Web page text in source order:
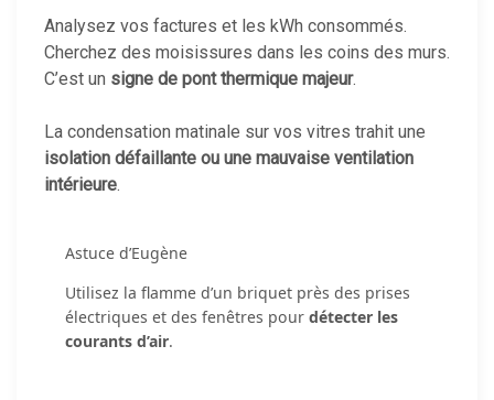
Analysez vos factures et les kWh consommés.
Cherchez des moisissures dans les coins des murs.
C’est un signe de pont thermique majeur.
La condensation matinale sur vos vitres trahit une
isolation défaillante ou une mauvaise ventilation
intérieure.
Astuce d’Eugène
Utilisez la flamme d’un briquet près des prises
électriques et des fenêtres pour détecter les
courants d’air.